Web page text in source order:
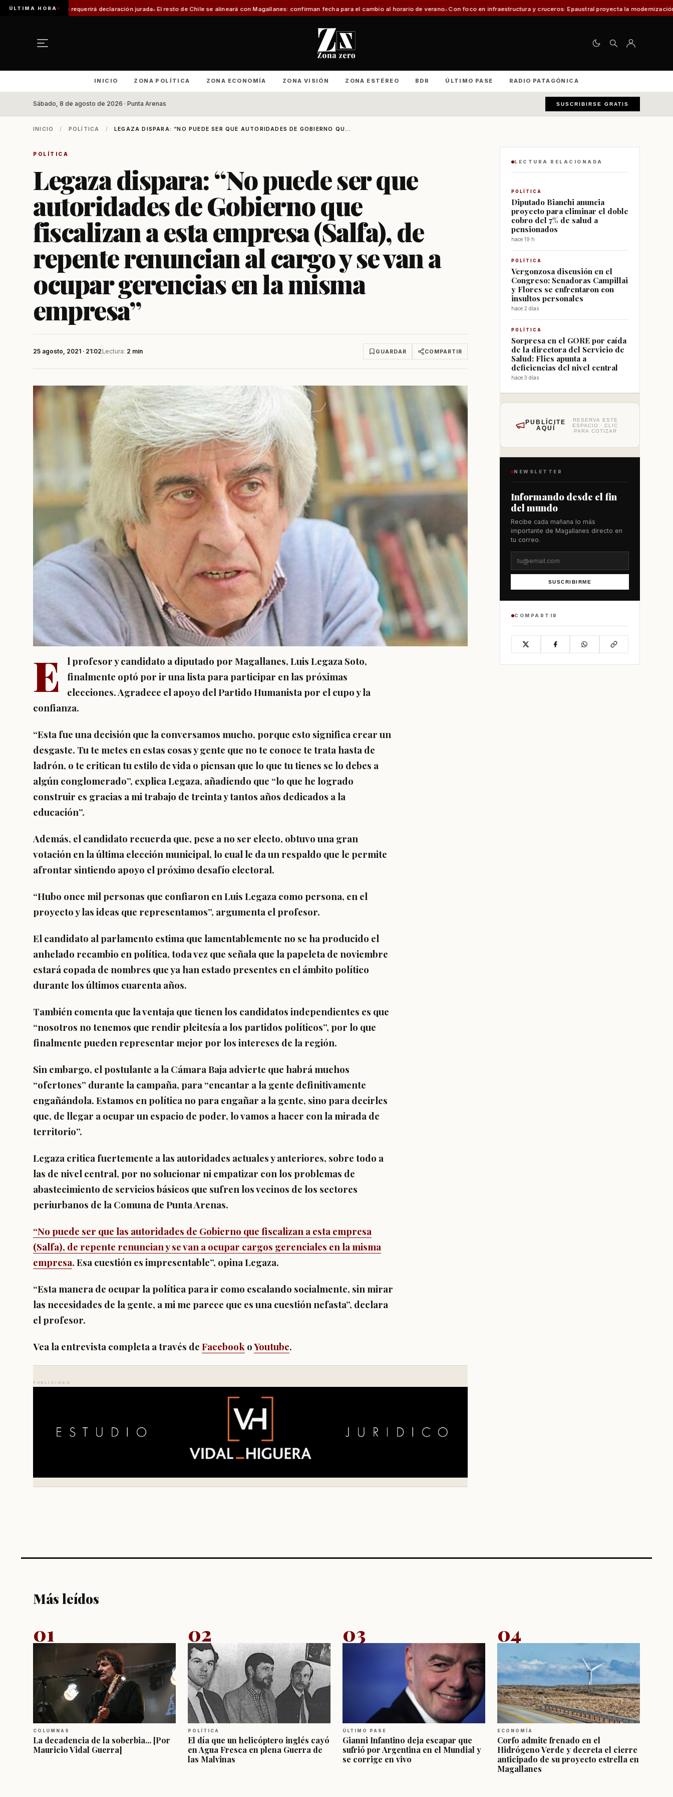
ÚLTIMA HORA
declaración jurada El resto de Chile se alineará con Magallanes: confirman fecha para el cambio al horario de verano Con foco en infraestructura y cruceros: Epaustral proyecta la modernización portuaria para el
INICIO ZONA POLÍTICA ZONA ECONOMÍA ZONA VISIÓN ZONA ESTÉREO BDR ÚLTIMO PASE RADIO PATAGÓNICA
Sábado, 8 de agosto de 2026 · Punta Arenas SUSCRIBIRSE GRATIS
INICIO / POLÍTICA / LEGAZA DISPARA: “NO PUEDE SER QUE AUTORIDADES DE GOBIERNO QU...
POLÍTICA
Legaza dispara: “No puede ser que
autoridades de Gobierno que
fiscalizan a esta empresa (Salfa), de
repente renuncian al cargo y se van a
ocupar gerencias en la misma
empresa”
25 agosto, 2021 · 21:02 Lectura: 2 min GUARDAR COMPARTIR
E
l profesor y candidato a diputado por Magallanes, Luis Legaza Soto,
finalmente optó por ir una lista para participar en las próximas
elecciones. Agradece el apoyo del Partido Humanista por el cupo y la
confianza.
“Esta fue una decisión que la conversamos mucho, porque esto significa crear un
desgaste. Tu te metes en estas cosas y gente que no te conoce te trata hasta de
ladrón, o te critican tu estilo de vida o piensan que lo que tu tienes se lo debes a
algún conglomerado”, explica Legaza, añadiendo que “lo que he logrado
construir es gracias a mi trabajo de treinta y tantos años dedicados a la
educación”.
Además, el candidato recuerda que, pese a no ser electo, obtuvo una gran
votación en la última elección municipal, lo cual le da un respaldo que le permite
afrontar sintiendo apoyo el próximo desafío electoral.
“Hubo once mil personas que confiaron en Luis Legaza como persona, en el
proyecto y las ideas que representamos”, argumenta el profesor.
El candidato al parlamento estima que lamentablemente no se ha producido el
anhelado recambio en política, toda vez que señala que la papeleta de noviembre
estará copada de nombres que ya han estado presentes en el ámbito político
durante los últimos cuarenta años.
También comenta que la ventaja que tienen los candidatos independientes es que
“nosotros no tenemos que rendir pleitesía a los partidos políticos”, por lo que
finalmente pueden representar mejor por los intereses de la región.
Sin embargo, el postulante a la Cámara Baja advierte que habrá muchos
“ofertones” durante la campaña, para “encantar a la gente definitivamente
engañándola. Estamos en política no para engañar a la gente, sino para decirles
que, de llegar a ocupar un espacio de poder, lo vamos a hacer con la mirada de
territorio”.
Legaza critica fuertemente a las autoridades actuales y anteriores, sobre todo a
las de nivel central, por no solucionar ni empatizar con los problemas de
abastecimiento de servicios básicos que sufren los vecinos de los sectores
periurbanos de la Comuna de Punta Arenas.
“No puede ser que las autoridades de Gobierno que fiscalizan a esta empresa
(Salfa), de repente renuncian y se van a ocupar cargos gerenciales en la misma
empresa. Esa cuestión es impresentable”, opina Legaza.
“Esta manera de ocupar la política para ir como escalando socialmente, sin mirar
las necesidades de la gente, a mi me parece que es una cuestión nefasta”, declara
el profesor.
Vea la entrevista completa a través de Facebook oYoutube.
PUBLICIDAD
LECTURA RELACIONADA
POLÍTICA
Diputado Bianchi anuncia
proyecto para eliminar el doble
cobro del 7% de salud a
pensionados
hace 19 h
POLÍTICA
Vergonzosa discusión en el
Congreso: Senadoras Campillai
y Flores se enfrentaron con
insultos personales
hace 2 días
POLÍTICA
Sorpresa en el GORE por caída
de la directora del Servicio de
Salud: Flies apunta a
deficiencias del nivel central
hace 3 días
PUBLÍCITE
AQUÍ
RESERVA ESTE
ESPACIO · CLIC
PARA COTIZAR
NEWSLETTER
Informando desde el fin
del mundo
Recibe cada mañana lo más
importante de Magallanes directo en
tu correo.
SUSCRIBIRME
COMPARTIR
Más leídos
01
COLUMNAS
La decadencia de la soberbia... [Por
Mauricio Vidal Guerra]
02
POLÍTICA
El día que un helicóptero inglés cayó
en Agua Fresca en plena Guerra de
las Malvinas
03
ÚLTIMO PASE
Gianni Infantino deja escapar que
sufrió por Argentina en el Mundial y
se corrige en vivo
04
ECONOMÍA
Corfo admite frenado en el
Hidrógeno Verde y decreta el cierre
anticipado de su proyecto estrella en
Magallanes